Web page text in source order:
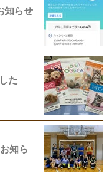
知らせ
た
知ら